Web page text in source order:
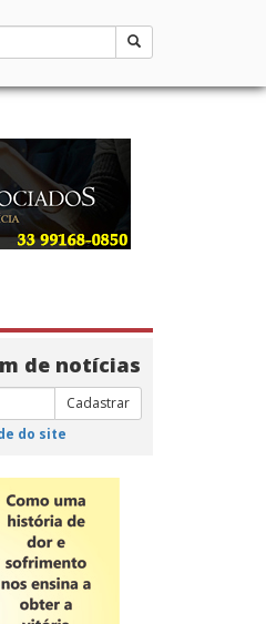
de notícias
Cadastrar
do site